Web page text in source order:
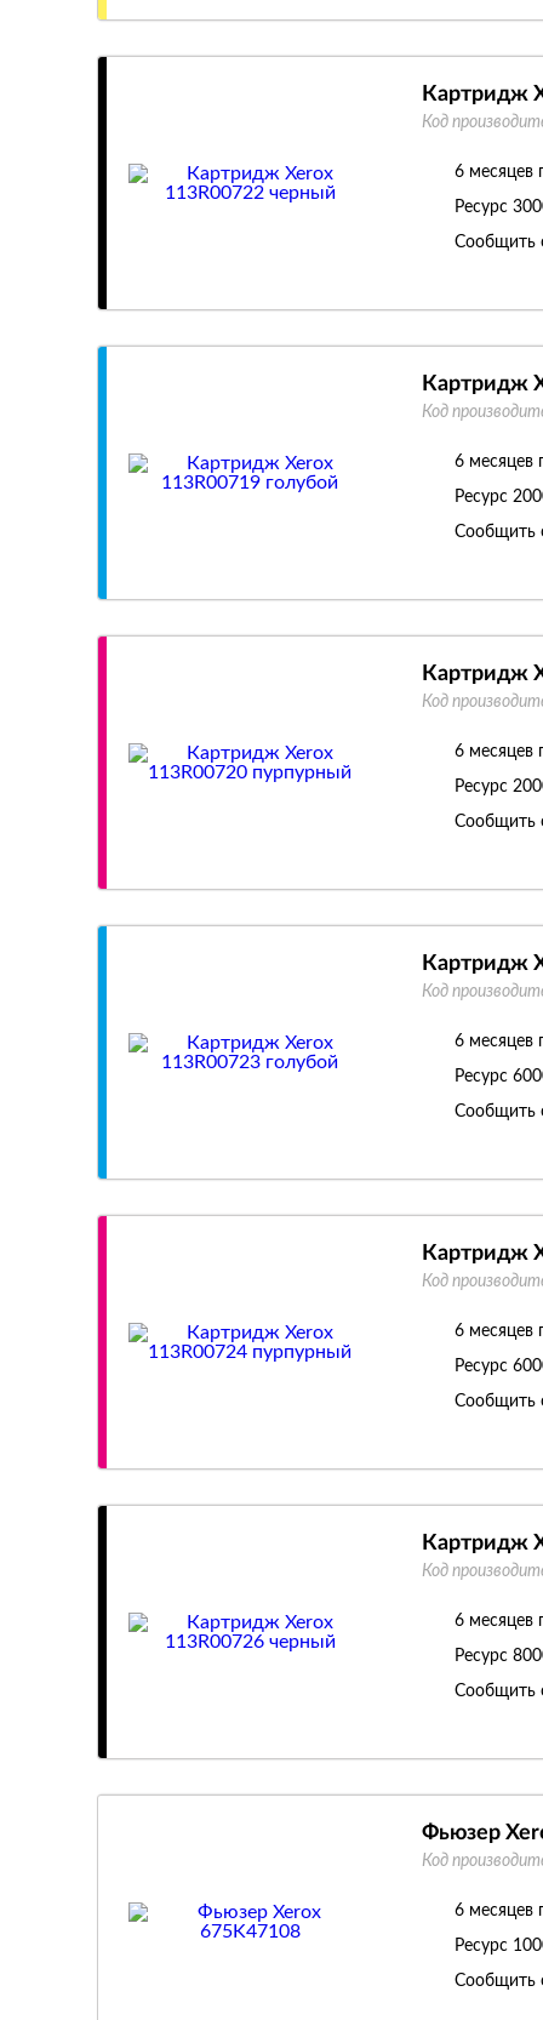
Картридж
Код
6 месяцев
Ресурс
Сообщить
Картридж
Код
6 месяцев
Ресурс
Сообщить
Картридж
Код
6 месяцев
Ресурс
Сообщить
Картридж
Код
6 месяцев
Ресурс
Сообщить
Картридж
Код
6 месяцев
Ресурс
Сообщить
Картридж
Код
6 месяцев
Ресурс
Сообщить
Фьюзер
Код
6 месяцев
Ресурс
Сообщить